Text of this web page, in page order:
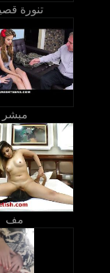
تنورة
مبشر
مف